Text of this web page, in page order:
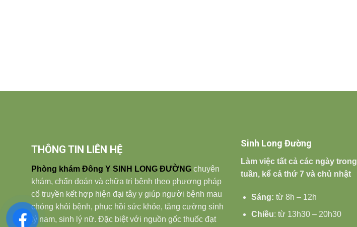
THÔNG TIN LIÊN HỆ
Phòng khám Đông Y SINH LONG ĐƯỜNG chuyên
khám, chẩn đoán và chữa trị bệnh theo phương pháp
cổ truyền kết hợp hiện đại tây y giúp người bệnh mau
chóng khỏi bệnh, phục hồi sức khỏe, tăng cường sinh
lý nam, sinh lý nữ. Đặc biệt với nguồn gốc thuốc đạt
Sinh Long Đường
Làm việc tất cả các ngày trong
tuần, kể cả thứ 7 và chủ nhật
Sáng:từ 8h – 12h
Chiều: từ 13h30 – 20h30